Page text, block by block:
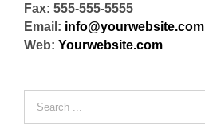
Fax: 555-555-5555
Email: info@yourwebsite.com
Web: Yourwebsite.com